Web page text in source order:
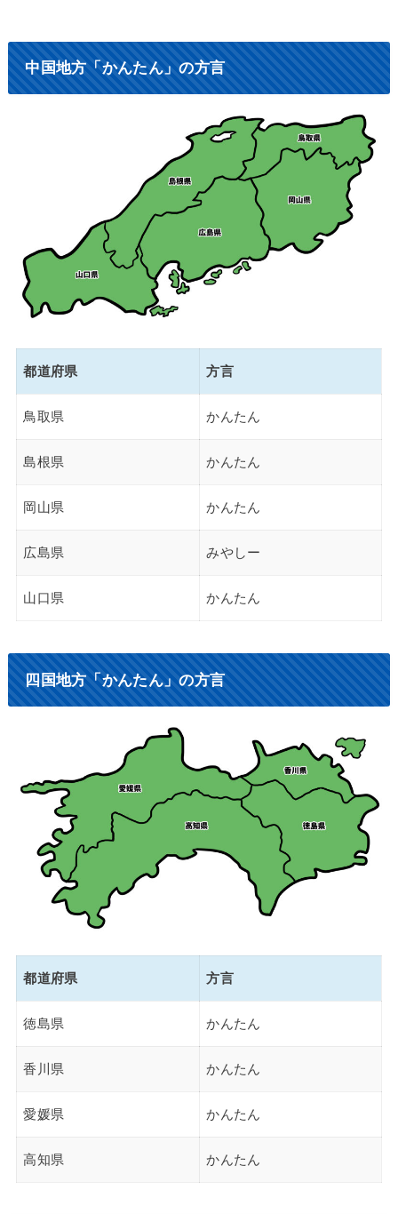
中国地方「かんたん」の方言
都道府県 方言
鳥取県 かんたん
島根県 かんたん
岡山県 かんたん
広島県 みやしー
山口県 かんたん
四国地方「かんたん」の方言
都道府県 方言
徳島県 かんたん
香川県 かんたん
愛媛県 かんたん
高知県 かんたん